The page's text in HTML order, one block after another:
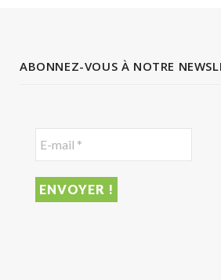
ABONNEZ-VOUS À NOTRE